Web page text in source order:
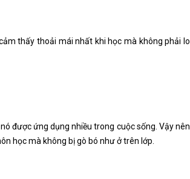
thấy thoải mái nhất khi học mà không phải lo
được ứng dụng nhiều trong cuộc sống. Vậy nên
học mà không bị gò bó như ở trên lớp.